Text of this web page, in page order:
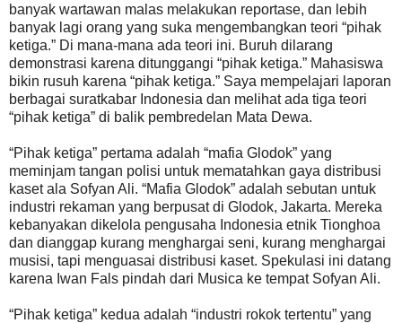
banyak wartawan malas melakukan reportase, dan lebih
banyak lagi orang yang suka mengembangkan teori “pihak
ketiga.” Di mana-mana ada teori ini. Buruh dilarang
demonstrasi karena ditunggangi “pihak ketiga.” Mahasiswa
bikin rusuh karena “pihak ketiga.” Saya mempelajari laporan
berbagai suratkabar Indonesia dan melihat ada tiga teori
“pihak ketiga” di balik pembredelan Mata Dewa.
“Pihak ketiga” pertama adalah “mafia Glodok” yang
meminjam tangan polisi untuk mematahkan gaya distribusi
kaset ala Sofyan Ali. “Mafia Glodok” adalah sebutan untuk
industri rekaman yang berpusat di Glodok, Jakarta. Mereka
kebanyakan dikelola pengusaha Indonesia etnik Tionghoa
dan dianggap kurang menghargai seni, kurang menghargai
musisi, tapi menguasai distribusi kaset. Spekulasi ini datang
karena Iwan Fals pindah dari Musica ke tempat Sofyan Ali.
“Pihak ketiga” kedua adalah “industri rokok tertentu” yang